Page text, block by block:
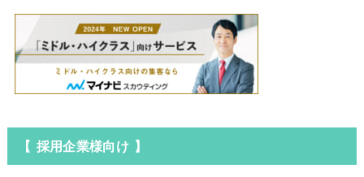
【 採用企業様向け 】